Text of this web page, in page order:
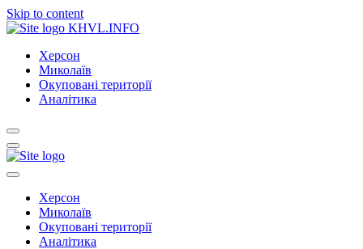
Skip to content
KHVL.INFO
Херсон
Миколаїв
Окуповані території
Аналітика
Херсон
Миколаїв
Окуповані території
Аналітика